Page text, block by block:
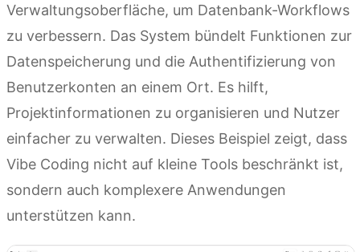
Verwaltungsoberfläche, um Datenbank-Workflows
zu verbessern. Das System bündelt Funktionen zur
Datenspeicherung und die Authentifizierung von
Benutzerkonten an einem Ort. Es hilft,
Projektinformationen zu organisieren und Nutzer
einfacher zu verwalten. Dieses Beispiel zeigt, dass
Vibe Coding nicht auf kleine Tools beschränkt ist,
sondern auch komplexere Anwendungen
unterstützen kann.